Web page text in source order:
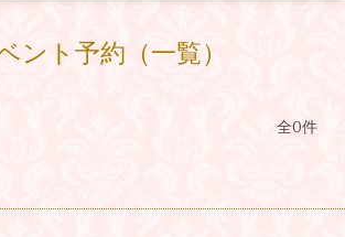
ント予約（一覧）
全0件